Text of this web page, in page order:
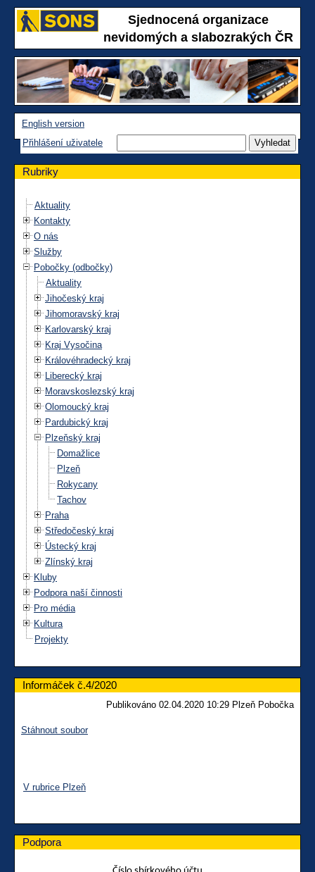
Sjednocená organizace
nevidomých a slabozrakých ČR
English version
Přihlášení uživatele
Rubriky
Aktuality
Kontakty
O nás
Služby
Pobočky (odbočky)
Aktuality
Jihočeský kraj
Jihomoravský kraj
Karlovarský kraj
Kraj Vysočina
Královéhradecký kraj
Liberecký kraj
Moravskoslezský kraj
Olomoucký kraj
Pardubický kraj
Plzeňský kraj
Domažlice
Plzeň
Rokycany
Tachov
Praha
Středočeský kraj
Ústecký kraj
Zlínský kraj
Kluby
Podpora naší činnosti
Pro média
Kultura
Projekty
Informáček č.4/2020
Publikováno 02.04.2020 10:29 Plzeň Pobočka
Stáhnout soubor
V rubrice Plzeň
Podpora